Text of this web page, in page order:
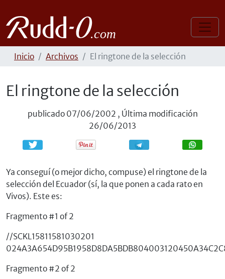
Inicio Archivos El ringtone de la selección
El ringtone de la selección
publicado 07/06/2002 , Última modificación
26/06/2013
Compartir Compartir
Ya conseguí (o mejor dicho, compuse) el ringtone de la
selección del Ecuador (sí, la que ponen a cada rato en
Vivos). Este es:
Fragmento #1 of 2
//SCKL15811581030201
Fragmento #2 of 2